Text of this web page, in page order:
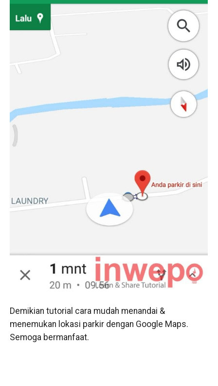
Demikian tutorial cara mudah menandai &
menemukan lokasi parkir dengan Google Maps.
Semoga bermanfaat.